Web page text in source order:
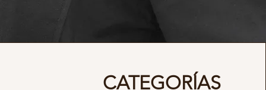
CATEGORÍAS